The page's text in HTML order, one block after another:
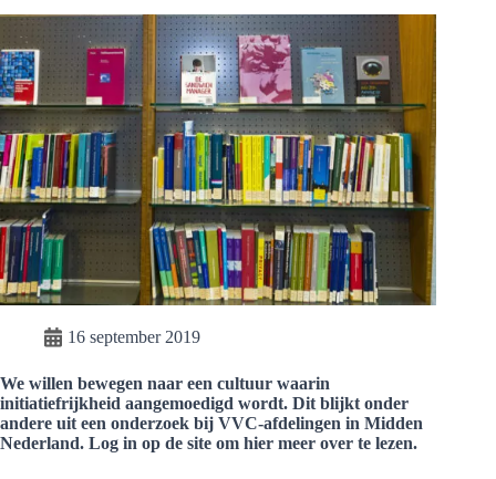
16 september 2019
We willen bewegen naar een cultuur waarin
initiatiefrijkheid aangemoedigd wordt. Dit blijkt onder
andere uit een onderzoek bij VVC-afdelingen in Midden
Nederland. Log in op de site om hier meer over te lezen.